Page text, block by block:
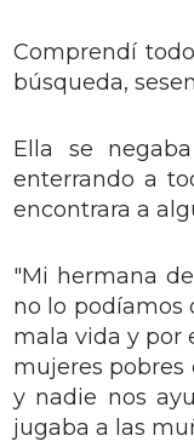
Comprendí
búsqueda,
Ella se
enterrando a
encontrara a
"Mi hermana
no lo podíamos
mala vida y por
mujeres pobres
y nadie nos
jugaba a las